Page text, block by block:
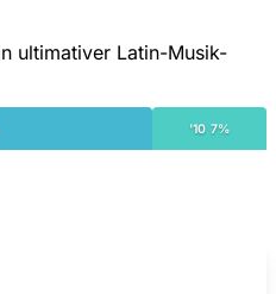
ultimativer Latin-Musik-
'10 7%